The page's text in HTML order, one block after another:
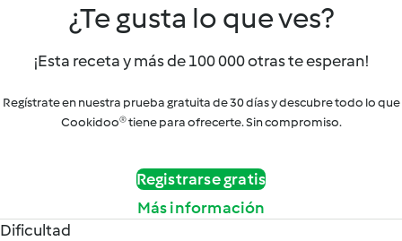
¿Te gusta lo que ves?
¡Esta receta y más de 100 000 otras te esperan!
Regístrate en nuestra prueba gratuita de 30 días y descubre todo lo que
Cookidoo® tiene para ofrecerte. Sin compromiso.
Registrarse gratis
Más información
Dificultad